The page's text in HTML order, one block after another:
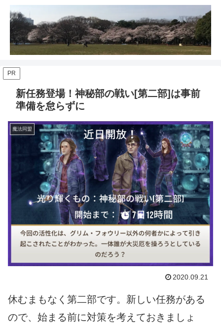
PR
新任務登場！神秘部の戦い[第二部]は事前
準備を怠らずに
魔法同盟
2020.09.21
休むまもなく第二部です。新しい任務がある
ので、始まる前に対策を考えておきましょ